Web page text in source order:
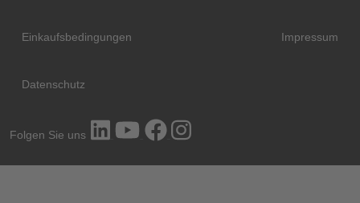
Einkaufsbedingungen Impressum
Datenschutz
Folgen Sie uns